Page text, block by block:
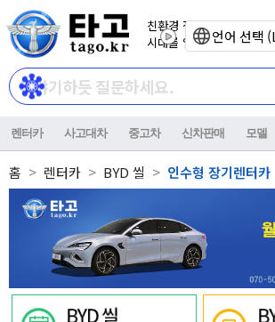
친환경 전기자동차
시대를 열어갑니다.
렌터카 사고대차 중고차 신차판매 모델
홈 렌터카 BYD 씰 인수형 장기렌터카
언어 선택